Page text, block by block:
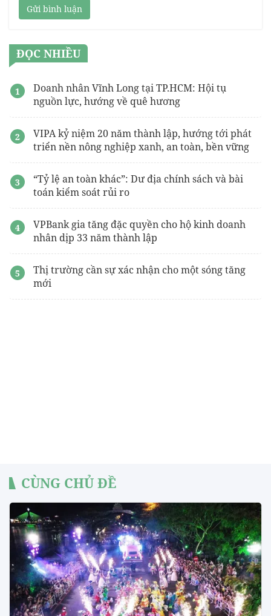
Gửi bình luận
ĐỌC NHIỀU
Doanh nhân Vĩnh Long tại TP.HCM: Hội tụ
nguồn lực, hướng về quê hương
VIPA kỷ niệm 20 năm thành lập, hướng tới phát
triển nền nông nghiệp xanh, an toàn, bền vững
“Tỷ lệ an toàn khác”: Dư địa chính sách và bài
toán kiểm soát rủi ro
VPBank gia tăng đặc quyền cho hộ kinh doanh
nhân dịp 33 năm thành lập
Thị trường cần sự xác nhận cho một sóng tăng
mới
CÙNG CHỦ ĐỀ